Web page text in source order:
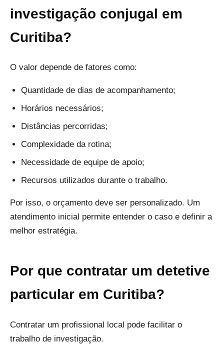
investigação conjugal em
Curitiba?
O valor depende de fatores como:
Quantidade de dias de acompanhamento;
Horários necessários;
Distâncias percorridas;
Complexidade da rotina;
Necessidade de equipe de apoio;
Recursos utilizados durante o trabalho.
Por isso, o orçamento deve ser personalizado. Um
atendimento inicial permite entender o caso e definir a
melhor estratégia.
Por que contratar um detetive
particular em Curitiba?
Contratar um profissional local pode facilitar o
trabalho de investigação.